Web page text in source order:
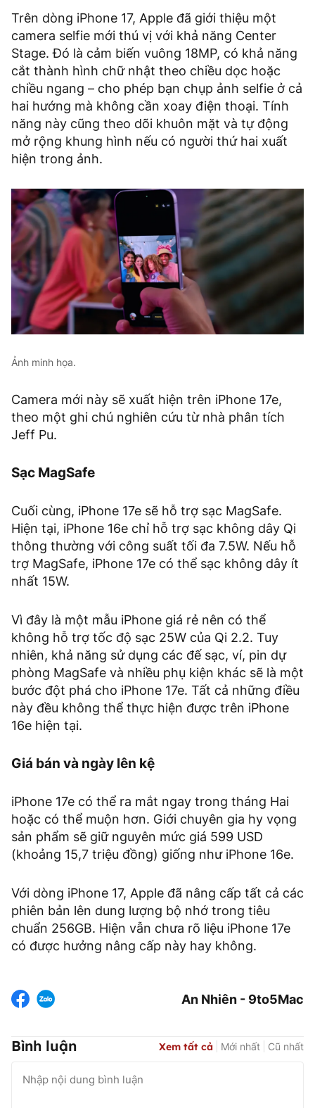
Trên dòng iPhone 17, Apple đã giới thiệu một
camera selfie mới thú vị với khả năng Center
Stage. Đó là cảm biến vuông 18MP, có khả năng
cắt thành hình chữ nhật theo chiều dọc hoặc
chiều ngang – cho phép bạn chụp ảnh selfie ở cả
hai hướng mà không cần xoay điện thoại. Tính
năng này cũng theo dõi khuôn mặt và tự động
mở rộng khung hình nếu có người thứ hai xuất
hiện trong ảnh.
Ảnh minh họa.
Camera mới này sẽ xuất hiện trên iPhone 17e,
theo một ghi chú nghiên cứu từ nhà phân tích
Jeff Pu.
Sạc MagSafe
Cuối cùng, iPhone 17e sẽ hỗ trợ sạc MagSafe.
Hiện tại, iPhone 16e chỉ hỗ trợ sạc không dây Qi
thông thường với công suất tối đa 7.5W. Nếu hỗ
trợ MagSafe, iPhone 17e có thể sạc không dây ít
nhất 15W.
Vì đây là một mẫu iPhone giá rẻ nên có thể
không hỗ trợ tốc độ sạc 25W của Qi 2.2. Tuy
nhiên, khả năng sử dụng các đế sạc, ví, pin dự
phòng MagSafe và nhiều phụ kiện khác sẽ là một
bước đột phá cho iPhone 17e. Tất cả những điều
này đều không thể thực hiện được trên iPhone
16e hiện tại.
Giá bán và ngày lên kệ
iPhone 17e có thể ra mắt ngay trong tháng Hai
hoặc có thể muộn hơn. Giới chuyên gia hy vọng
sản phẩm sẽ giữ nguyên mức giá 599 USD
(khoảng 15,7 triệu đồng) giống như iPhone 16e.
Với dòng iPhone 17, Apple đã nâng cấp tất cả các
phiên bản lên dung lượng bộ nhớ trong tiêu
chuẩn 256GB. Hiện vẫn chưa rõ liệu iPhone 17e
có được hưởng nâng cấp này hay không.
An Nhiên - 9to5Mac
Bình luận Xem tất cả Mới nhất Cũ nhất